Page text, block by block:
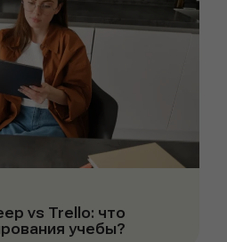
vs Trello: что
учебы?